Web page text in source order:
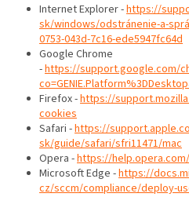
Internet Explorer -https://
sk/windows/odstránenie-a-
0753-043d-7c16-ede5947fc64d
Google Chrome
-https://support.google.com/
Firefox -https://
cookies
Safari -https://
sk/guide/safari/sfri11471/mac
Opera -https://
Microsoft Edge -https://
cz/sccm/compliance/deploy-